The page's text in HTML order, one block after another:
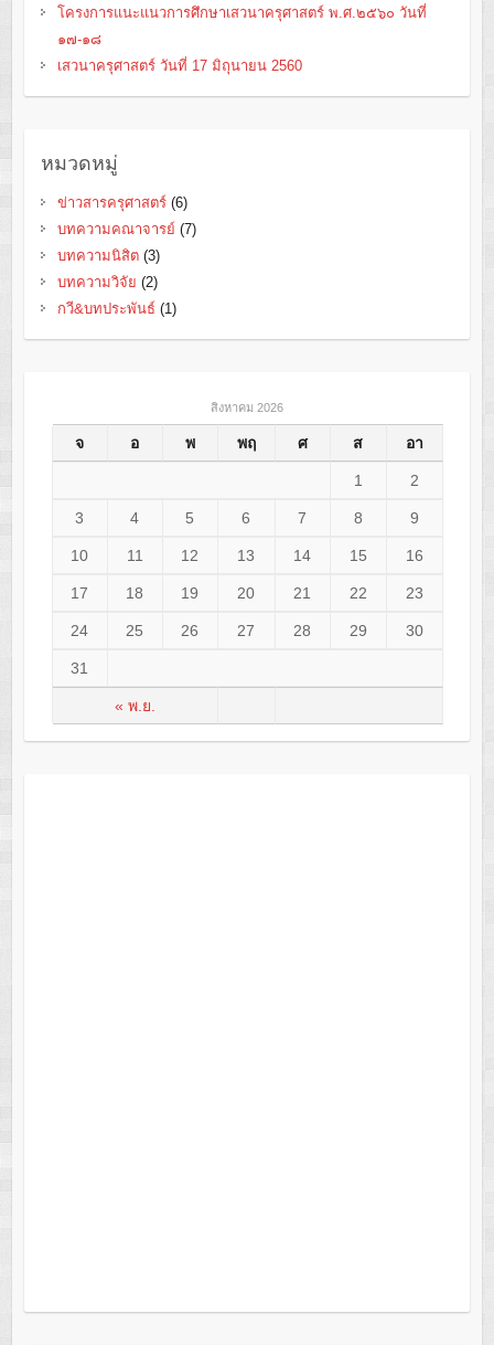
โครงการแนะแนวการศึกษาเสวนาครุศาสตร์ พ.ศ.๒๕๖๐ วันที่
๑๗-๑๘
เสวนาครุศาสตร์ วันที่ 17 มิถุนายน 2560
หมวดหมู่
ข่าวสารครุศาสตร์(6)
บทความคณาจารย์ (7)
บทความนิสิต(3)
บทความวิจัย (2)
กวี&บทประพันธ์ (1)
สิงหาคม 2026
จ อ พ พฤ ศ ส อา
« พ.ย.
1 2
3 4 5 6 7 8 9
10 11 12 13 14 15 16
17 18 19 20 21 22 23
24 25 26 27 28 29 30
31